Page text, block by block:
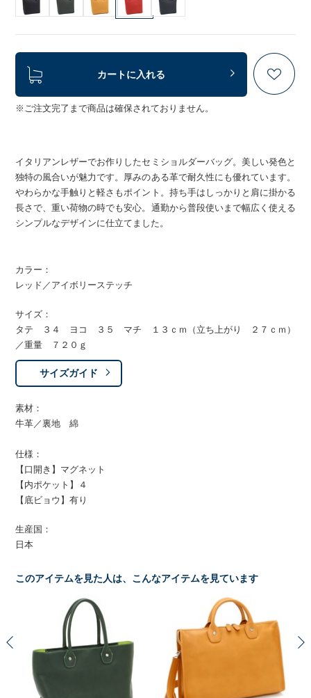
カートに入れる
※ご注文完了まで商品は確保されておりません。
イタリアンレザーでお作りしたセミショルダーバッグ。美しい発色と
独特の風合いが魅力です。厚みのある革で耐久性にも優れています。
やわらかな手触りと軽さもポイント。持ち手はしっかりと肩に掛かる
長さで、重い荷物の時でも安心。通勤から普段使いまで幅広く使える
シンプルなデザインに仕立てました。
カラー：
レッド／アイボリーステッチ
サイズ：
タテ ３４ ヨコ ３５ マチ １３ｃｍ（立ち上がり ２７ｃｍ）
／重量 ７２０ｇ
サイズガイド
素材：
牛革／裏地 綿
仕様：
【口開き】マグネット
【内ポケット】４
【底ビョウ】有り
生産国：
日本
このアイテムを見た人は、こんなアイテムを見ています